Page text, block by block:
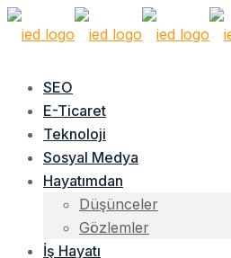
SEO
E-Ticaret
Teknoloji
Sosyal Medya
Hayatımdan
Düşünceler
Gözlemler
İş Hayatı